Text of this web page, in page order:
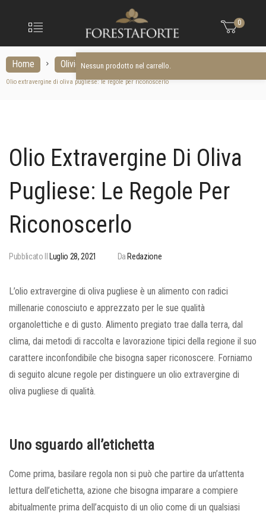
Menu
extravergine
0
Nessun prodotto nel carrello.
Home Olivicoltura
Olio extravergine di oliva pugliese: le regole per riconoscerlo
Pubblicato IlLuglio 28, 2021 DaRedazione
Olio Extravergine Di Oliva
Pugliese: Le Regole Per
Riconoscerlo
L’olio extravergine di oliva pugliese è un alimento con radici
millenarie conosciuto e apprezzato per le sue qualità
organolettiche e di gusto. Alimento pregiato trae dalla terra, dal
clima, dai metodi di raccolta e lavorazione tipici della regione il suo
carattere inconfondibile che bisogna saper riconoscere. Forniamo
di seguito alcune regole per distinguere un olio extravergine di
oliva pugliese di qualità.
Uno sguardo all’etichetta
Come prima, basilare regola non si può che partire da un’attenta
lettura dell’etichetta, azione che bisogna imparare a compiere
abitualmente prima dell’acquisto di un olio come di un qualsiasi
Nessun prodotto nel carrello.